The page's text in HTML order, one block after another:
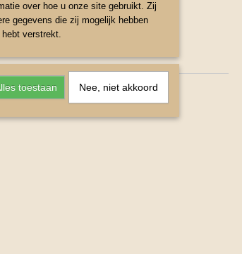
over hoe u onze site gebruikt. Zij
gegevens die zij mogelijk hebben
verstrekt.
toestaan Nee, niet akkoord